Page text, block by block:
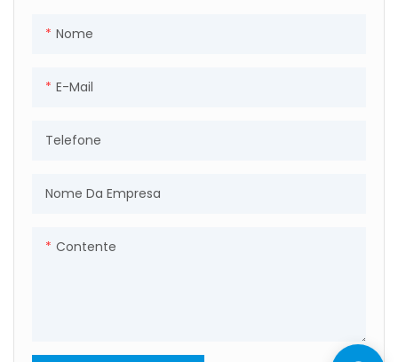
Nome
E-Mail
Telefone
Nome Da Empresa
Contente